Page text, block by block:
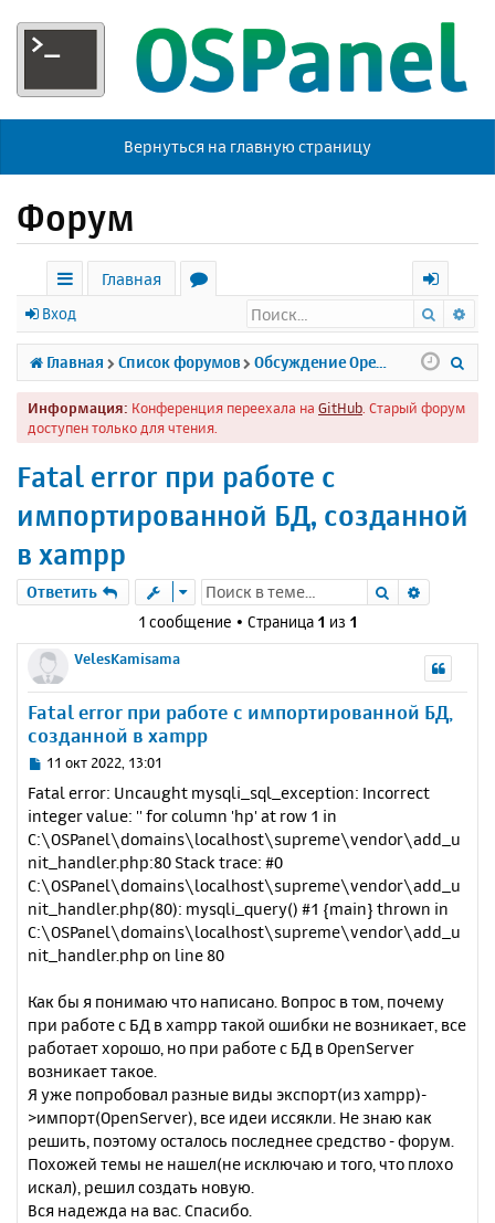
Вернуться на главную страницу
Форум
с
ы
л
к
Главная
р
у
м
х
о
д
Вход Поиск
Главная Список форумов
Информация: Конференция переехала на GitHub . Старый форум
доступен только для чтения.
Fatal error при работе с
импортированной БД, созданной
в xampp
Ответить Поиск
1 сообщение • Страница 1 из 1
VelesKamisama
Fatal error при работе с импортированной БД,
созданной в xampp
С
о
б
щ
е
н
и
е
11 окт 2022, 13:01
Fatal error: Uncaught mysqli_sql_exception: Incorrect
integer value: '' for column 'hp' at row 1 in
C:\OSPanel\domains\localhost\supreme\vendor\add_u
nit_handler.php:80 Stack trace: #0
C:\OSPanel\domains\localhost\supreme\vendor\add_u
nit_handler.php(80): mysqli_query() #1 {main} thrown in
C:\OSPanel\domains\localhost\supreme\vendor\add_u
nit_handler.php on line 80
Как бы я понимаю что написано. Вопрос в том, почему
при работе с БД в xampp такой ошибки не возникает, все
работает хорошо, но при работе с БД в OpenServer
возникает такое.
Я уже попробовал разные виды экспорт(из xampp)-
>импорт(OpenServer), все идеи иссякли. Не знаю как
решить, поэтому осталось последнее средство - форум.
Похожей темы не нашел(не исключаю и того, что плохо
искал), решил создать новую.
Вся надежда на вас. Спасибо.